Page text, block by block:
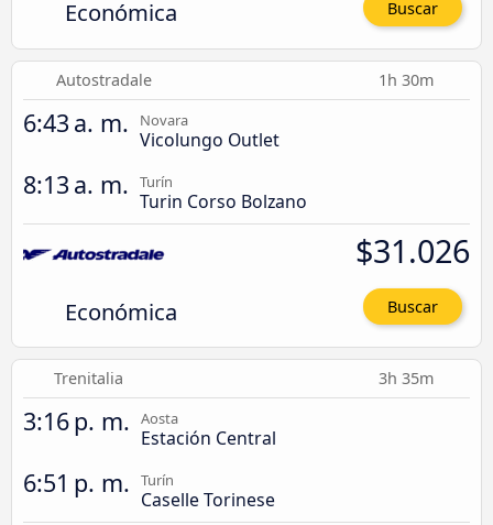
Económica Buscar
Autostradale 1h 30m
6:43 a. m. Novara
Vicolungo Outlet
8:13 a. m. Turín
Turin Corso Bolzano
Económica
$31.026
Buscar
Trenitalia 3h 35m
3:16 p. m. Aosta
Estación Central
6:51 p. m. Turín
Caselle Torinese